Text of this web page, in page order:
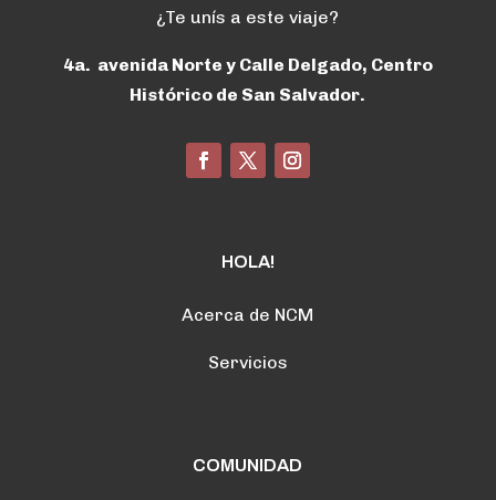
¿Te unís a este viaje?
4a. avenida Norte y Calle Delgado, Centro
Histórico de San Salvador.
HOLA!
Acerca de NCM
Servicios
COMUNIDAD